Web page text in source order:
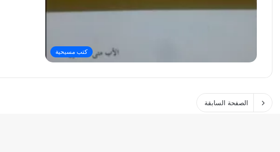
كتب مسيحية
الصفحة السابقة